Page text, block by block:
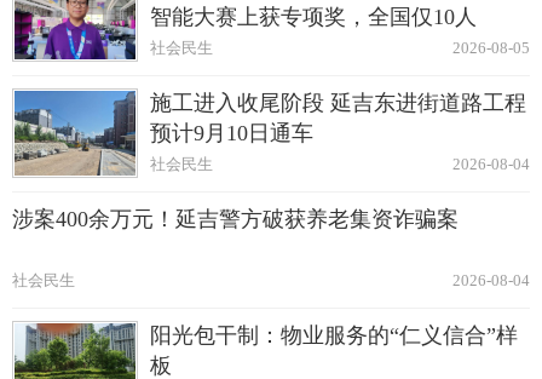
智能大赛上获专项奖，全国仅10人
2026-08-05
社会民生
施工进入收尾阶段 延吉东进街道路工程
预计9月10日通车
2026-08-04
社会民生
涉案400余万元！延吉警方破获养老集资诈骗案
2026-08-04
社会民生
阳光包干制：物业服务的“仁义信合”样
板